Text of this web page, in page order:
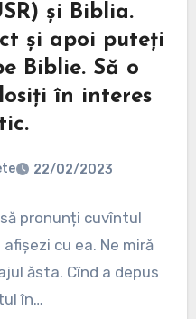
și Biblia.
și apoi puteți
Biblie. Să o
în interes
22/02/2023
pronunți cuvîntul
cu ea. Ne miră
ăsta. Cînd a depus
în…